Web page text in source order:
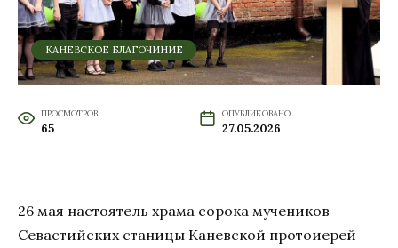
КАНЕВСКОЕ БЛАГОЧИНИЕ
ПРОСМОТРОВ
65
ОПУБЛИКОВАНО
27.05.2026
26 мая настоятель храма сорока мучеников
Севастийских станицы Каневской протоиерей